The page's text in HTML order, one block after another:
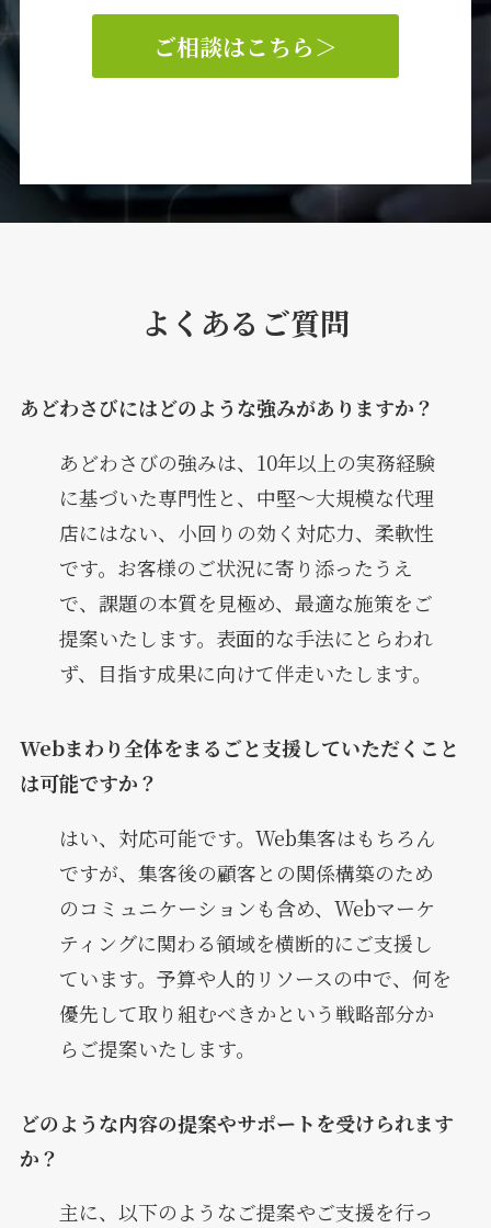
ご相談はこちら＞
よくあるご質問
あどわさびにはどのような強みがありますか？
あどわさびの強みは、10年以上の実務経験
に基づいた専門性と、中堅～大規模な代理
店にはない、小回りの効く対応力、柔軟性
です。お客様のご状況に寄り添ったうえ
で、課題の本質を見極め、最適な施策をご
提案いたします。表面的な手法にとらわれ
ず、目指す成果に向けて伴走いたします。
Webまわり全体をまるごと支援していただくこと
は可能ですか？
はい、対応可能です。Web集客はもちろん
ですが、集客後の顧客との関係構築のため
のコミュニケーションも含め、Webマーケ
ティングに関わる領域を横断的にご支援し
ています。予算や人的リソースの中で、何を
優先して取り組むべきかという戦略部分か
らご提案いたします。
どのような内容の提案やサポートを受けられます
か？
主に、以下のようなご提案やご支援を行っ